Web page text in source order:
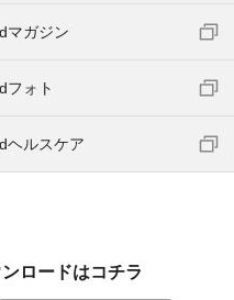
dマガジン
dフォト
dヘルスケア
ロードはコチラ